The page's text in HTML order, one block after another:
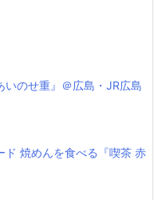
いのせ重』＠広島・JR広島
ド 焼めんを食べる『喫茶 赤